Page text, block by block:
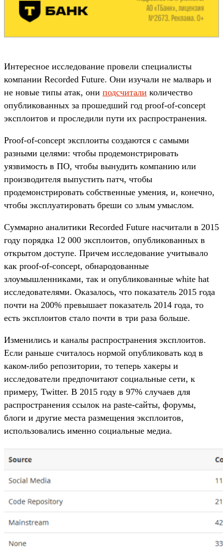
Интересное исследование провели специалисты
компании Recorded Future. Они изучали не малварь и
не новые типы атак, они подсчитали количество
опубликованных за прошедший год proof-of-concept
эксплоитов и проследили пути их распространения.
Proof-of-concept эксплоиты создаются с самыми
разными целями: чтобы продемонстрировать
уязвимость в ПО, чтобы вынудить компанию или
производителя выпустить патч, чтобы
продемонстрировать собственные умения, и, конечно,
чтобы эксплуатировать бреши со злым умыслом.
Суммарно аналитики Recorded Future насчитали в 2015
году порядка 12 000 эксплоитов, опубликованных в
открытом доступе. Причем исследование учитывало
как proof-of-concept, обнародованные
злоумышленниками, так и опубликованные white hat
исследователями. Оказалось, что показатель 2015 года
почти на 200% превышает показатель 2014 года, то
есть эксплоитов стало почти в три раза больше.
Изменились и каналы распространения эксплоитов.
Если раньше считалось нормой опубликовать код в
каком-либо репозитории, то теперь хакеры и
исследователи предпочитают социальные сети, к
примеру, Twitter. В 2015 году в 97% случаев для
распространения ссылок на paste-сайты, форумы,
блоги и другие места размещения эксплоитов,
использовались именно социальные медиа.